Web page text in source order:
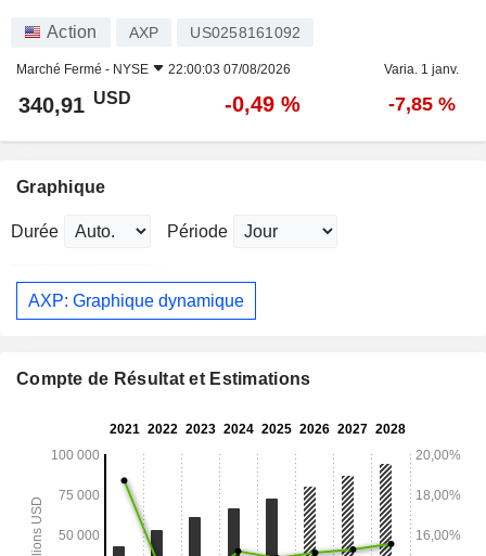
Action AXP US0258161092
Marché Fermé - NYSE 22:00:03 07/08/2026 Varia. 1 janv.
340,91 USD -0,49 % -7,85 %
Graphique
Durée Période
AXP: Graphique dynamique
Compte de Résultat et Estimations